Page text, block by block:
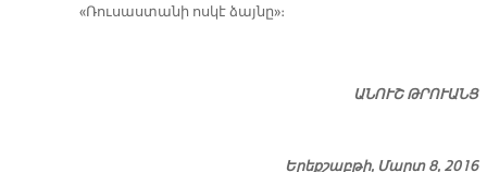
«Ռուսաստանի ոսկէ ձայնը»։
ԱՆՈՒՇ ԹՐՈՒԱՆՑ
Երեքշաբթի, Մարտ 8, 2016